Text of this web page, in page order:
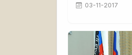
03-11-2017